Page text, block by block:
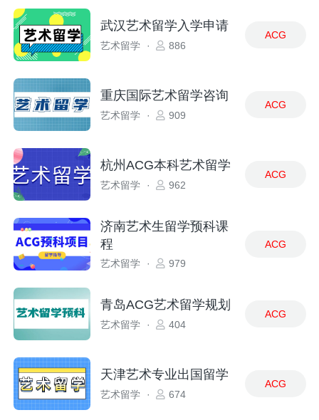
武汉艺术留学入学申请
艺术留学 · 886
ACG
重庆国际艺术留学咨询
艺术留学 · 909
ACG
杭州ACG本科艺术留学
艺术留学 · 962
ACG
济南艺术生留学预科课
程
艺术留学 · 979
ACG
青岛ACG艺术留学规划
艺术留学 · 404
ACG
天津艺术专业出国留学
艺术留学 · 674
ACG